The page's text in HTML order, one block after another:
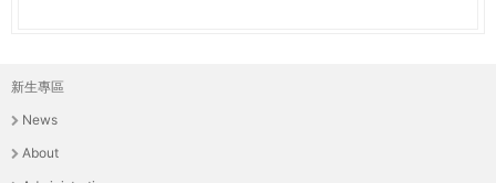
主
選
新生專區
News
About